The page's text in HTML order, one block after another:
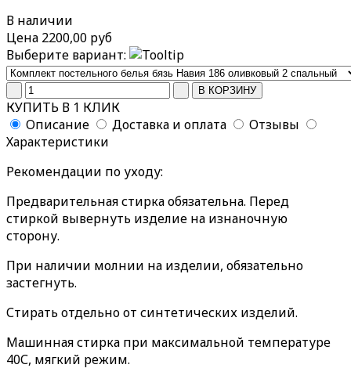
В наличии
Цена 2200,00 руб
Выберите вариант:
КУПИТЬ В 1 КЛИК
Описание
Доставка и оплата
Отзывы
Характеристики
Рекомендации по уходу:
Предварительная стирка обязательна. Перед
стиркой вывернуть изделие на изнаночную
сторону.
При наличии молнии на изделии, обязательно
застегнуть.
Стирать отдельно от синтетических изделий.
Машинная стирка при максимальной температуре
40С, мягкий режим.